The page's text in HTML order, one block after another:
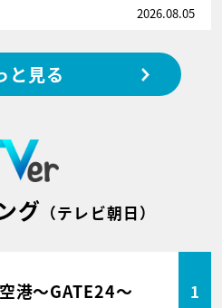
2026.08.05
と見る
グ （テレビ朝日）
港～GATE24～ 1